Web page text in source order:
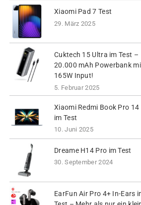
Xiaomi Pad 7 Test
29. März 2025
Cuktech 15 Ultra im Test –
20.000 mAh Powerbank
165W Input!
5. Februar 2025
Xiaomi Redmi Book Pro 14
im Test
10. Juni 2025
Dreame H14 Pro im Test
30. September 2024
EarFun Air Pro 4+ In-Ears